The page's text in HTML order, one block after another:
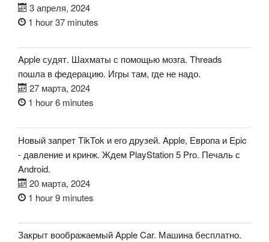
3 апреля, 2024
1 hour 37 minutes
Apple судят. Шахматы с помощью мозга. Threads
пошла в федерацию. Игры там, где не надо.
27 марта, 2024
1 hour 6 minutes
Новый запрет TikTok и его друзей. Apple, Европа и Epic
- давление и кринж. Ждем PlayStation 5 Pro. Печаль с
Android.
20 марта, 2024
1 hour 9 minutes
Закрыт воображаемый Apple Car. Машина бесплатно.